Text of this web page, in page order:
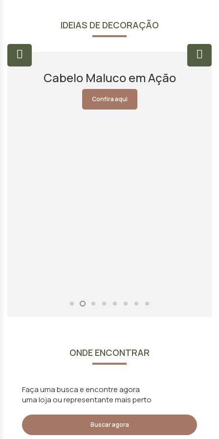
IDEIAS DE DECORAÇÃO
Cabelo Maluco em Ação
Confira aqui
ONDE ENCONTRAR
Faça uma busca e encontre agora
uma loja ou representante mais perto
Buscar agora